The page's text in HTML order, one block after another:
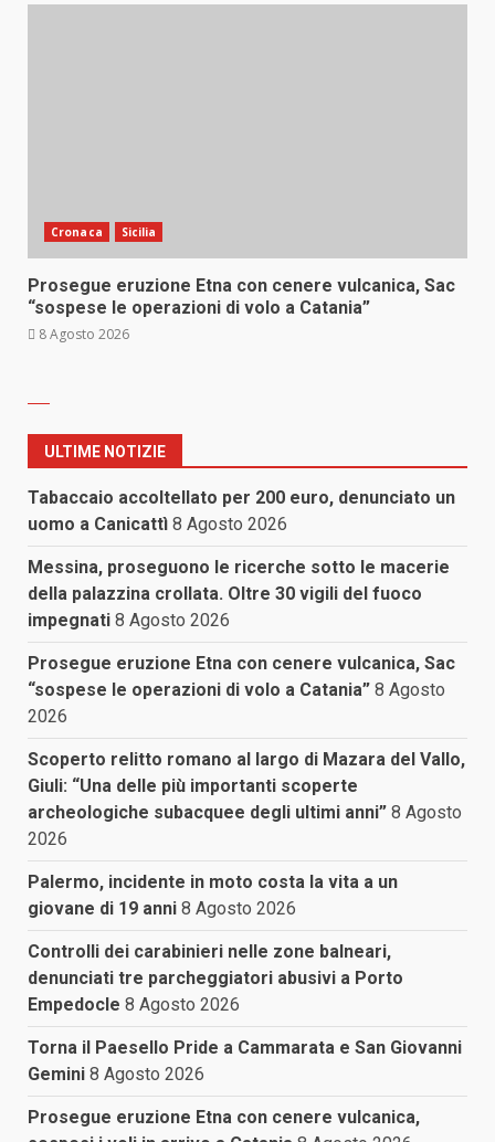
Cronaca Sicilia
Prosegue eruzione Etna con cenere vulcanica, Sac
“sospese le operazioni di volo a Catania”
8 Agosto 2026
ULTIME NOTIZIE
Tabaccaio accoltellato per 200 euro, denunciato un
uomo a Canicattì 8 Agosto 2026
Messina, proseguono le ricerche sotto le macerie
della palazzina crollata. Oltre 30 vigili del fuoco
impegnati 8 Agosto 2026
Prosegue eruzione Etna con cenere vulcanica, Sac
“sospese le operazioni di volo a Catania” 8 Agosto
2026
Scoperto relitto romano al largo di Mazara del Vallo,
Giuli: “Una delle più importanti scoperte
archeologiche subacquee degli ultimi anni” 8 Agosto
2026
Palermo, incidente in moto costa la vita a un
giovane di 19 anni 8 Agosto 2026
Controlli dei carabinieri nelle zone balneari,
denunciati tre parcheggiatori abusivi a Porto
Empedocle 8 Agosto 2026
Torna il Paesello Pride a Cammarata e San Giovanni
Gemini 8 Agosto 2026
Prosegue eruzione Etna con cenere vulcanica,